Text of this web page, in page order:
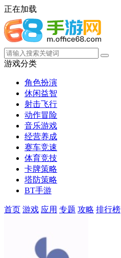
正在加载
游戏分类
角色扮演
休闲益智
射击飞行
动作冒险
音乐游戏
经营养成
赛车竞速
体育竞技
卡牌策略
塔防策略
BT手游
首页 游戏 应用 专题 攻略 排行榜